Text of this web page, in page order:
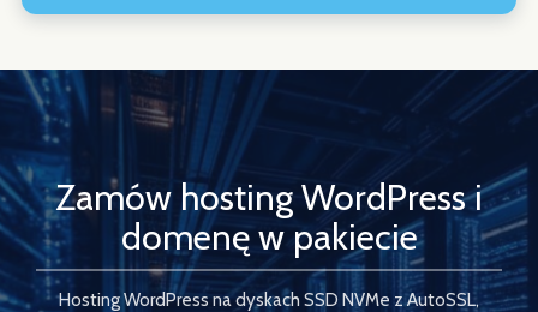
Zamów hosting WordPress i
domenę w pakiecie
Hosting WordPress na dyskach SSD NVMe z AutoSSL,